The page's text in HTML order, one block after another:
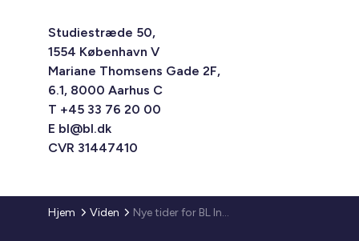
Studiestræde 50,
1554 København V
Mariane Thomsens Gade 2F,
6.1, 8000 Aarhus C
T +45 33 76 20 00
E bl@bl.dk
CVR 31447410
Hjem Viden Nye tider for BL Informerer